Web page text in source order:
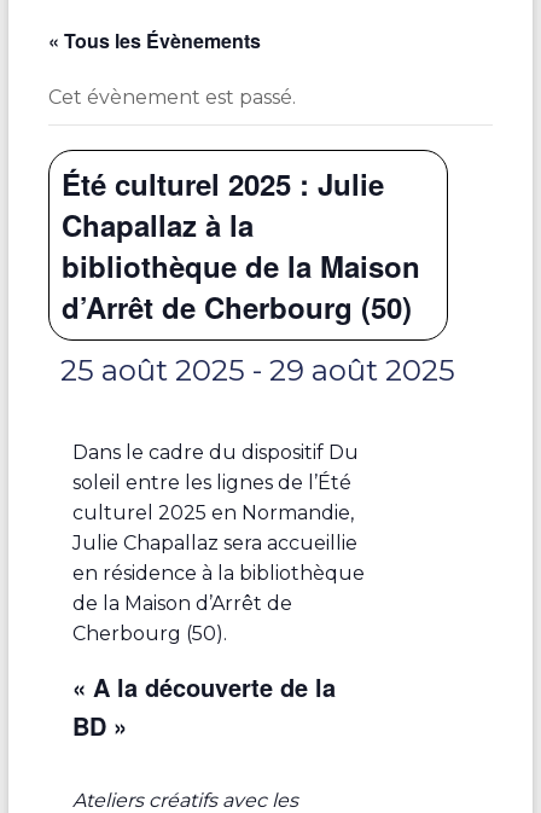
« Tous les Évènements
Cet évènement est passé.
Été culturel 2025 : Julie
Chapallaz à la
bibliothèque de la Maison
d’Arrêt de Cherbourg (50)
25 août 2025 - 29 août 2025
Dans le cadre du dispositif Du
soleil entre les lignes de l’Été
culturel 2025 en Normandie,
Julie Chapallaz sera accueillie
en résidence à la bibliothèque
de la Maison d’Arrêt de
Cherbourg (50).
« A la découverte de la
BD »
Ateliers créatifs avec les